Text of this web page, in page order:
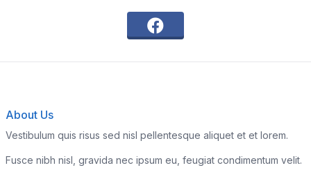
About Us
Vestibulum quis risus sed nisl pellentesque aliquet et et lorem.
Fusce nibh nisl, gravida nec ipsum eu, feugiat condimentum velit.